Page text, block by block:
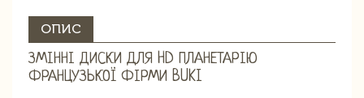
ОПИС
ЗМІННІ ДИСКИ ДЛЯ HD ПЛАНЕТАРІЮ
ФРАНЦУЗЬКОЇ ФІРМИ BUKI